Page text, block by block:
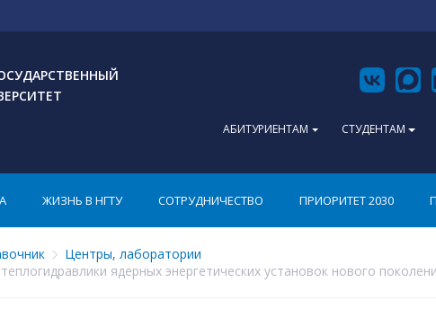
АБИТУРИЕНТАМ СТУДЕНТАМ
ЖИЗНЬ В НГТУ СОТРУДНИЧЕСТВО ПРИОРИТЕТ 2030
Центры, лаборатории
ядерных энергетических установок нового